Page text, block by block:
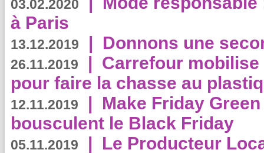
03.02.2020
à Paris
13.12.2019 | Donnons une
26.11.2019 | Carrefour
pour faire la chasse au
12.11.2019 | Make Friday
bousculent le Black Friday
05.11.2019 | Le Producteur